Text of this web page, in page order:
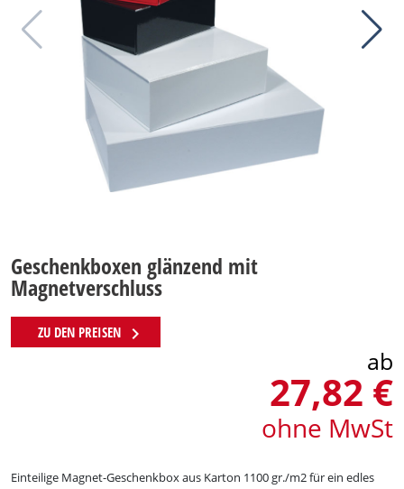
Geschenkboxen glänzend mit
Magnetverschluss
ZU DEN PREISEN chevron_right
ab
27,82 €
ohne MwSt
Einteilige Magnet-Geschenkbox aus Karton 1100 gr./m2 für ein edles